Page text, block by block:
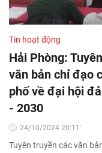
Tin hoạt động
Hải Phòng:
văn bản chỉ đạo
phố về đại hội
- 2030
24/10/2024 20:11'
Tuyên truyền các văn